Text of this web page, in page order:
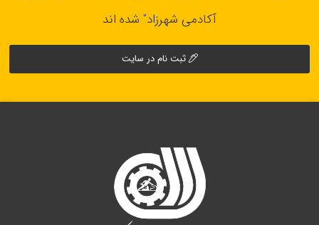
آکادمی شهرزاد" شده اند
ثبت نام در سایت